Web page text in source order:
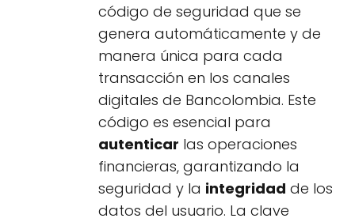
código de seguridad que se
genera automáticamente y de
manera única para cada
transacción en los canales
digitales de Bancolombia. Este
código es esencial para
autenticar las operaciones
financieras, garantizando la
seguridad y la integridad de los
datos del usuario. La clave